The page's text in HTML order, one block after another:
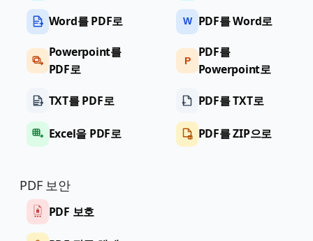
Word를 PDF로
Powerpoint를
PDF로
TXT를 PDF로
Excel을 PDF로
W PDF를 Word로
P
PDF를
Powerpoint로
PDF를 TXT로
PDF를 ZIP으로
PDF 보안
PDF 보호